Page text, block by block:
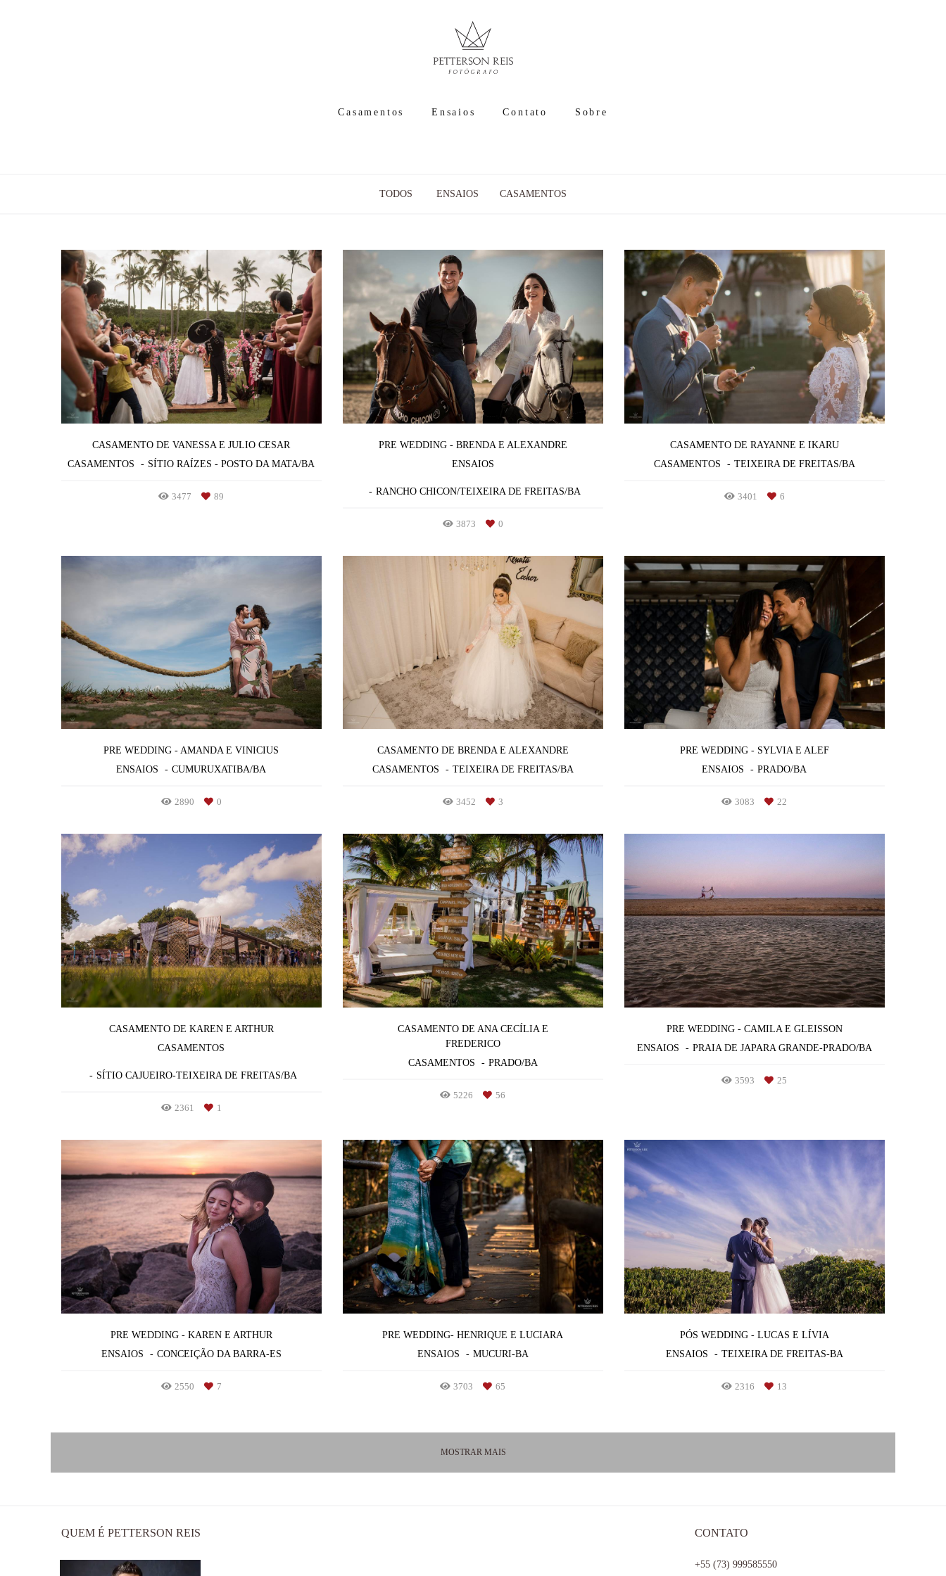
Casamentos Ensaios Contato Sobre
TODOS ENSAIOS CASAMENTOS
CASAMENTO DE VANESSA E JULIO CESAR
CASAMENTOS
SÍTIO RAÍZES - POSTO DA MATA/BA
3477 89
PRE WEDDING - BRENDA E ALEXANDRE
ENSAIOS
RANCHO CHICON/TEIXEIRA DE FREITAS/BA
3873 0
CASAMENTO DE RAYANNE E IKARU
CASAMENTOS
TEIXEIRA DE FREITAS/BA
3401 6
PRE WEDDING - AMANDA E VINICIUS
ENSAIOS
CUMURUXATIBA/BA
2890 0
CASAMENTO DE BRENDA E ALEXANDRE
CASAMENTOS
TEIXEIRA DE FREITAS/BA
3452 3
PRE WEDDING - SYLVIA E ALEF
ENSAIOS
PRADO/BA
3083 22
CASAMENTO DE KAREN E ARTHUR
CASAMENTOS
SÍTIO CAJUEIRO-TEIXEIRA DE FREITAS/BA
2361 1
CASAMENTO DE ANA CECÍLIA E
FREDERICO
CASAMENTOS
PRADO/BA
5226 56
PRE WEDDING - CAMILA E GLEISSON
ENSAIOS
PRAIA DE JAPARA GRANDE-PRADO/BA
3593 25
PRE WEDDING - KAREN E ARTHUR
ENSAIOS
CONCEIÇÃO DA BARRA-ES
2550 7
PRE WEDDING- HENRIQUE E LUCIARA
ENSAIOS
MUCURI-BA
3703 65
PÓS WEDDING - LUCAS E LÍVIA
ENSAIOS
TEIXEIRA DE FREITAS-BA
2316 13
MOSTRAR MAIS
QUEM É PETTERSON REIS CONTATO
+55 (73) 999585550